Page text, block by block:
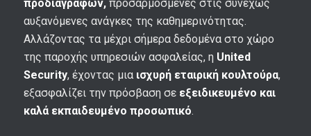
προδιαγραφών,προσαρμοσμένες στις συνεχώς
αυξανόμενες ανάγκες της καθημερινότητας.
Αλλάζοντας τα μέχρι σήμερα δεδομένα στο χώρο
της παροχής υπηρεσιών ασφαλείας, η United
Security, έχοντας μια ισχυρή εταιρική κουλτούρα,
εξασφαλίζει την πρόσβαση σε εξειδικευμένο και
καλά εκπαιδευμένο προσωπικό.